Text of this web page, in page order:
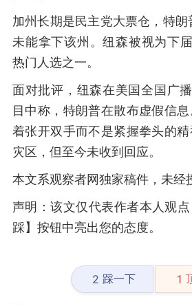
加州长期是民主党大票仓，特
未能拿下该州。纽森被视为下
热门人选之一。
面对批评，纽森在美国全国广
目中称，特朗普在散布虚假信
着张开双手而不是紧握拳头的
灾区，但至今未收到回应。
本文系观察者网独家稿件，未经
声明：该文仅代表作者本人观
踩】按钮中亮出您的态度。
2 踩一下 1